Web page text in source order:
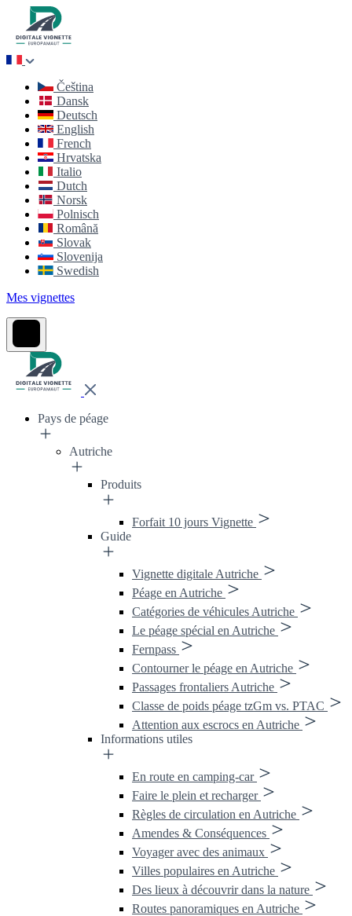
Čeština
Dansk
Deutsch
English
French
Hrvatska
Italio
Dutch
Norsk
Polnisch
Română
Slovak
Slovenija
Swedish
Mes vignettes
Pays de péage
Autriche
Produits
Forfait 10 jours Vignette
Guide
Vignette digitale Autriche
Péage en Autriche
Catégories de véhicules Autriche
Le péage spécial en Autriche
Fernpass
Contourner le péage en Autriche
Passages frontaliers Autriche
Classe de poids péage tzGm vs. PTAC
Attention aux escrocs en Autriche
Informations utiles
En route en camping-car
Faire le plein et recharger
Règles de circulation en Autriche
Amendes & Conséquences
Voyager avec des animaux
Villes populaires en Autriche
Des lieux à découvrir dans la nature
Routes panoramiques en Autriche